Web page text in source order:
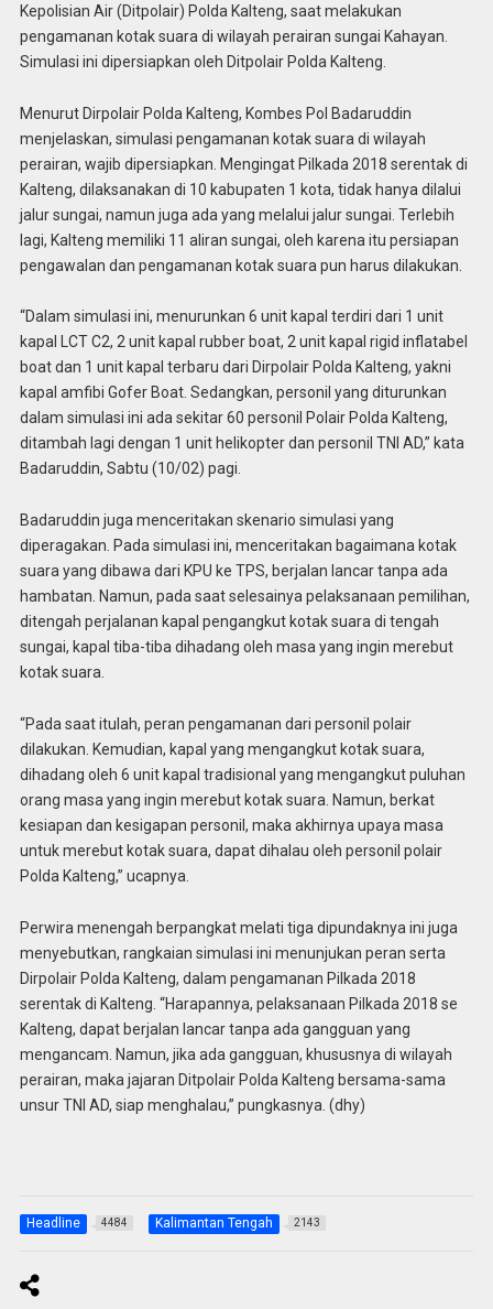
Kepolisian Air (Ditpolair) Polda Kalteng, saat melakukan
pengamanan kotak suara di wilayah perairan sungai Kahayan.
Simulasi ini dipersiapkan oleh Ditpolair Polda Kalteng.
Menurut Dirpolair Polda Kalteng, Kombes Pol Badaruddin
menjelaskan, simulasi pengamanan kotak suara di wilayah
perairan, wajib dipersiapkan. Mengingat Pilkada 2018 serentak di
Kalteng, dilaksanakan di 10 kabupaten 1 kota, tidak hanya dilalui
jalur sungai, namun juga ada yang melalui jalur sungai. Terlebih
lagi, Kalteng memiliki 11 aliran sungai, oleh karena itu persiapan
pengawalan dan pengamanan kotak suara pun harus dilakukan.
“Dalam simulasi ini, menurunkan 6 unit kapal terdiri dari 1 unit
kapal LCT C2, 2 unit kapal rubber boat, 2 unit kapal rigid inflatabel
boat dan 1 unit kapal terbaru dari Dirpolair Polda Kalteng, yakni
kapal amfibi Gofer Boat. Sedangkan, personil yang diturunkan
dalam simulasi ini ada sekitar 60 personil Polair Polda Kalteng,
ditambah lagi dengan 1 unit helikopter dan personil TNI AD,” kata
Badaruddin, Sabtu (10/02) pagi.
Badaruddin juga menceritakan skenario simulasi yang
diperagakan. Pada simulasi ini, menceritakan bagaimana kotak
suara yang dibawa dari KPU ke TPS, berjalan lancar tanpa ada
hambatan. Namun, pada saat selesainya pelaksanaan pemilihan,
ditengah perjalanan kapal pengangkut kotak suara di tengah
sungai, kapal tiba-tiba dihadang oleh masa yang ingin merebut
kotak suara.
“Pada saat itulah, peran pengamanan dari personil polair
dilakukan. Kemudian, kapal yang mengangkut kotak suara,
dihadang oleh 6 unit kapal tradisional yang mengangkut puluhan
orang masa yang ingin merebut kotak suara. Namun, berkat
kesiapan dan kesigapan personil, maka akhirnya upaya masa
untuk merebut kotak suara, dapat dihalau oleh personil polair
Polda Kalteng,” ucapnya.
Perwira menengah berpangkat melati tiga dipundaknya ini juga
menyebutkan, rangkaian simulasi ini menunjukan peran serta
Dirpolair Polda Kalteng, dalam pengamanan Pilkada 2018
serentak di Kalteng. “Harapannya, pelaksanaan Pilkada 2018 se
Kalteng, dapat berjalan lancar tanpa ada gangguan yang
mengancam. Namun, jika ada gangguan, khususnya di wilayah
perairan, maka jajaran Ditpolair Polda Kalteng bersama-sama
unsur TNI AD, siap menghalau,” pungkasnya. (dhy)
Headline 4484 Kalimantan Tengah 2143